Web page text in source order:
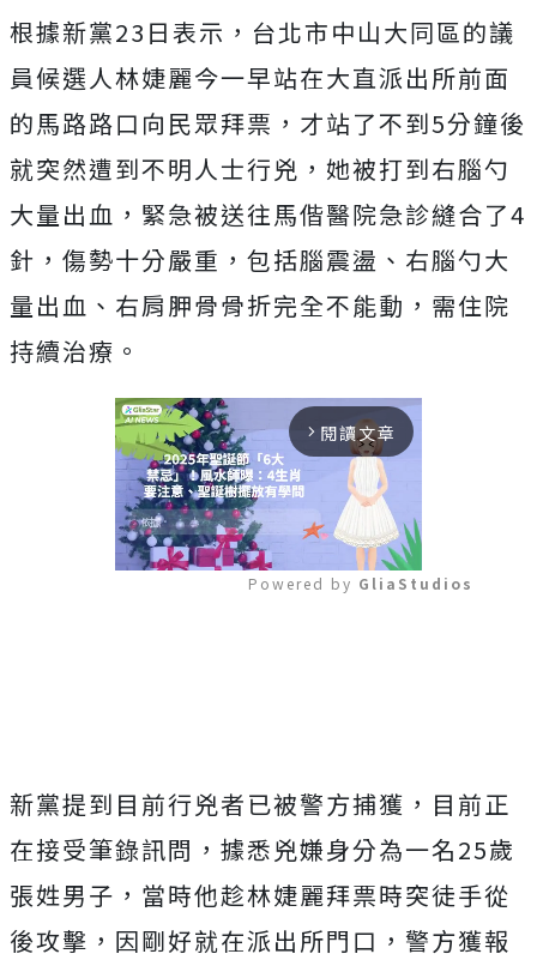
根據新黨23日表示，台北市中山大同區的議
員候選人林婕麗今一早站在大直派出所前面
的馬路路口向民眾拜票，才站了不到5分鐘後
就突然遭到不明人士行兇，她被打到右腦勺
大量出血，緊急被送往馬偕醫院急診縫合了4
針，傷勢十分嚴重，包括腦震盪、右腦勺大
量出血、右肩胛骨骨折完全不能動，需住院
持續治療。
arrow_forward_ios 閱讀文章
Powered by GliaStudios
新黨提到目前行兇者已被警方捕獲，目前正
在接受筆錄訊問，據悉兇嫌身分為一名25歲
張姓男子，當時他趁林婕麗拜票時突徒手從
後攻擊，因剛好就在派出所門口，警方獲報